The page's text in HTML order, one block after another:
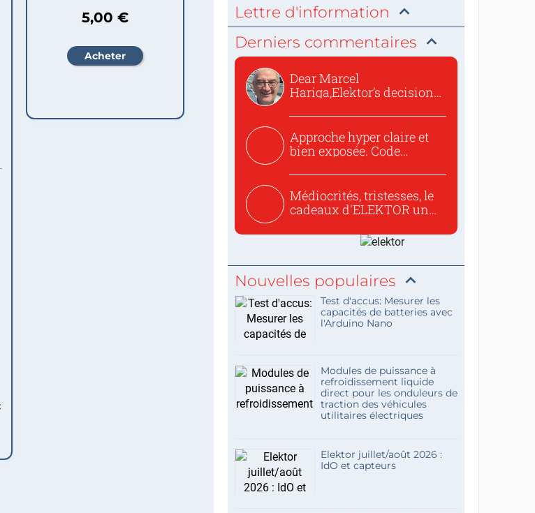
5,00 €
Lettre d'information
Derniers commentaires
Dear Marcel
Hariga,Elektor’s decision
Approche hyper claire et
bien exposée. Code
Médiocrités, tristesses, le
cadeaux d'ELEKTOR un
Nouvelles populaires
Test d'accus: Mesurer les
capacités de batteries avec
l'Arduino Nano
Modules de puissance à
refroidissement liquide
direct pour les onduleurs de
traction des véhicules
utilitaires électriques
Elektor juillet/août 2026 :
IdO et capteurs